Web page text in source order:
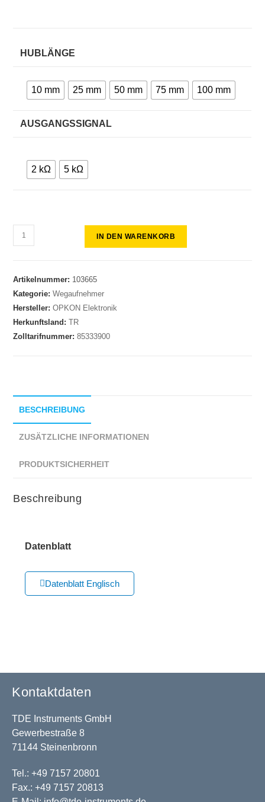
HUBLÄNGE
10 mm 25 mm 50 mm 75 mm 100 mm
AUSGANGSSIGNAL
2 kΩ 5 kΩ
IN DEN WARENKORB
Artikelnummer: 103665
Kategorie:Wegaufnehmer
Hersteller:OPKON Elektronik
Herkunftsland:TR
Zolltarifnummer:85333900
BESCHREIBUNG
ZUSÄTZLICHE INFORMATIONEN
PRODUKTSICHERHEIT
Beschreibung
Datenblatt
Datenblatt Englisch
Kontaktdaten
TDE Instruments GmbH
Gewerbestraße 8
71144 Steinenbronn
Tel.: +49 7157 20801
Fax.: +49 7157 20813